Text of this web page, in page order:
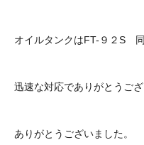
オイルタンクはFT-９２S
迅速な対応でありがとうご
ありがとうございました。